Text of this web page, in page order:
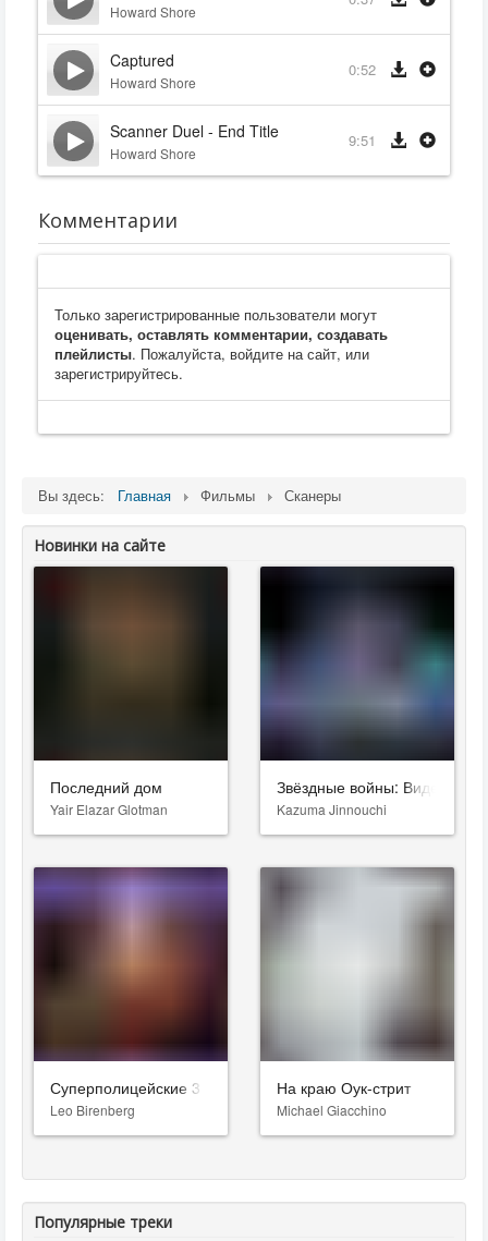
Howard Shore
Captured
Howard Shore
0:52
Scanner Duel - End Title
Howard Shore
9:51
Комментарии
Только зарегистрированные пользователи могут
оценивать, оставлять комментарии, создавать
плейлисты. Пожалуйста, войдите на сайт, или
зарегистрируйтесь.
Вы здесь: Главная Фильмы Сканеры
Новинки на сайте
Последний дом
Yair Elazar Glotman
Звёздные войны: Видения.
Kazuma Jinnouchi
Суперполицейские 3
Leo Birenberg
На краю Оук-стрит
Michael Giacchino
Популярные треки